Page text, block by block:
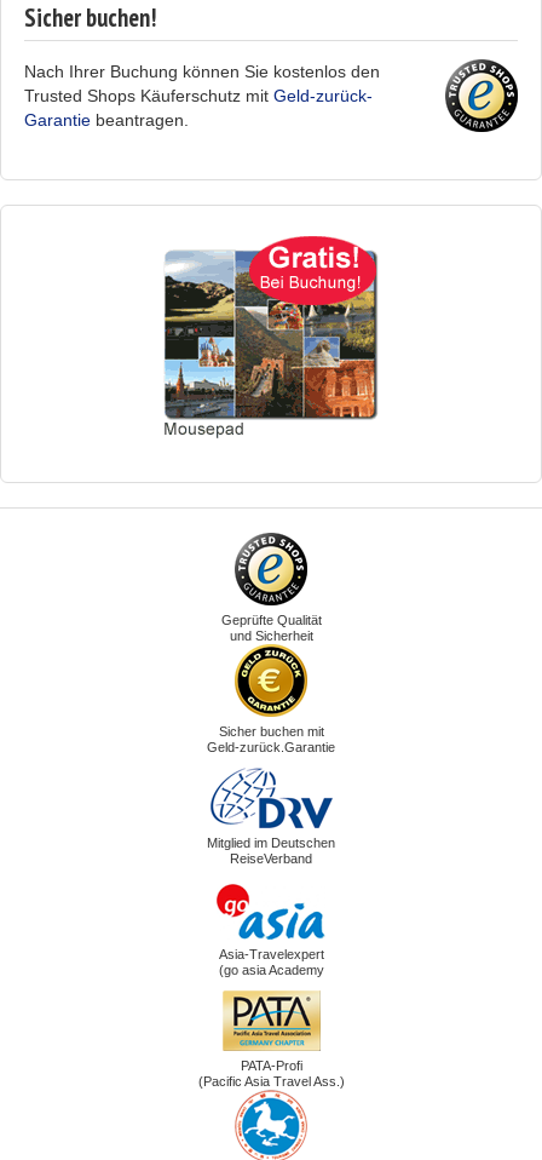
Sicher buchen!
Nach Ihrer Buchung können Sie kostenlos den
Trusted Shops Käuferschutz mit Geld-zurück-
Garantie beantragen.
Geprüfte Qualität
und Sicherheit
Sicher buchen mit
Geld-zurück.Garantie
Mitglied im Deutschen
ReiseVerband
Asia-Travelexpert
(go asia Academy
PATA-Profi
(Pacific Asia Travel Ass.)